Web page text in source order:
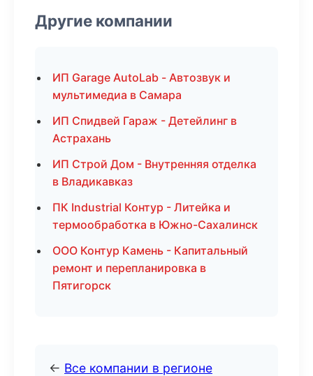
Другие компании
ИП Garage AutoLab - Автозвук и
мультимедиа в Самара
ИП Спидвей Гараж - Детейлинг в
Астрахань
ИП Строй Дом - Внутренняя отделка
в Владикавказ
ПК Industrial Контур - Литейка и
термообработка в Южно-Сахалинск
ООО Контур Камень - Капитальный
ремонт и перепланировка в
Пятигорск
← Все компании в регионе